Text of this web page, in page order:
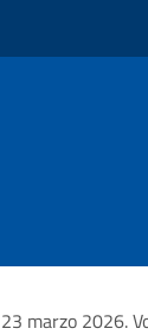
marzo 2026.